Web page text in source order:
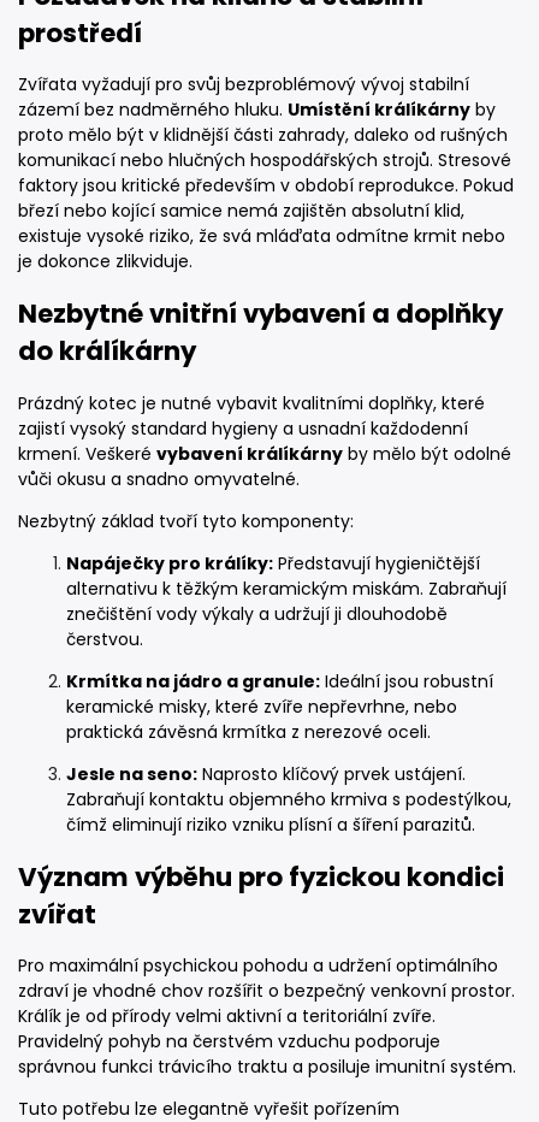
prostředí
Zvířata vyžadují pro svůj bezproblémový vývoj stabilní
zázemí bez nadměrného hluku. Umístění králíkárny by
proto mělo být v klidnější části zahrady, daleko od rušných
komunikací nebo hlučných hospodářských strojů. Stresové
faktory jsou kritické především v období reprodukce. Pokud
březí nebo kojící samice nemá zajištěn absolutní klid,
existuje vysoké riziko, že svá mláďata odmítne krmit nebo
je dokonce zlikviduje.
Nezbytné vnitřní vybavení a doplňky
do králíkárny
Prázdný kotec je nutné vybavit kvalitními doplňky, které
zajistí vysoký standard hygieny a usnadní každodenní
krmení. Veškeré vybavení králíkárny by mělo být odolné
vůči okusu a snadno omyvatelné.
Nezbytný základ tvoří tyto komponenty:
Napáječky pro králíky: Představují hygieničtější
alternativu k těžkým keramickým miskám. Zabraňují
znečištění vody výkaly a udržují ji dlouhodobě
čerstvou.
Krmítka na jádro a granule: Ideální jsou robustní
keramické misky, které zvíře nepřevrhne, nebo
praktická závěsná krmítka z nerezové oceli.
Jesle na seno: Naprosto klíčový prvek ustájení.
Zabraňují kontaktu objemného krmiva s podestýlkou,
čímž eliminují riziko vzniku plísní a šíření parazitů.
Význam výběhu pro fyzickou kondici
zvířat
Pro maximální psychickou pohodu a udržení optimálního
zdraví je vhodné chov rozšířit o bezpečný venkovní prostor.
Králík je od přírody velmi aktivní a teritoriální zvíře.
Pravidelný pohyb na čerstvém vzduchu podporuje
správnou funkci trávicího traktu a posiluje imunitní systém.
Tuto potřebu lze elegantně vyřešit pořízením